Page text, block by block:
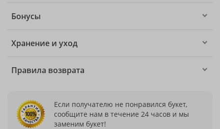
Бонусы
Хранение и уход
Правила возврата
Если получателю не понравился букет,
сообщите нам в течение 24 часов и мы
заменим букет!